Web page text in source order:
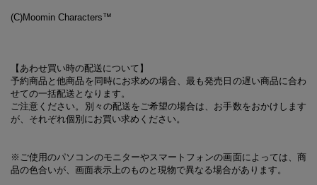
(C)Moomin Characters™
【あわせ買い時の配送について】
予約商品と他商品を同時にお求めの場合、最も発売日の遅い商品に合わ
せての一括配送となります。
ご注意ください。別々の配送をご希望の場合は、お手数をおかけします
が、それぞれ個別にお買い求めください。
※ご使用のパソコンのモニターやスマートフォンの画面によっては、商
品の色合いが、画面表示上のものと現物で異なる場合があります。